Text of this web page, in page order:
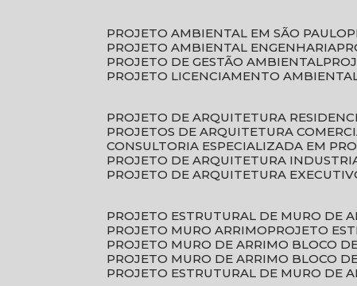
PROJETO AMBIENTAL EM SÃO PAULO
PROJETO AMBIENTAL ENGENHARIA
PROJETO DE GESTÃO AMBIENTAL
PROJETO LICENCIAMENTO
PROJETO DE ARQUITETURA
PROJETOS DE ARQUITETURA
CONSULTORIA ESPECIALIZADA EM
PROJETO DE ARQUITETURA
PROJETO DE ARQUITETURA
PROJETO ESTRUTURAL DE MURO DE
PROJETO MURO ARRIMO
PROJETO
PROJETO MURO DE ARRIMO BLOCO
PROJETO MURO DE ARRIMO BLOCO
PROJETO ESTRUTURAL DE MURO DE